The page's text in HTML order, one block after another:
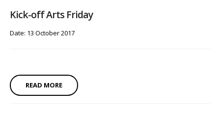
Kick-off Arts Friday
Date: 13 October 2017
READ MORE